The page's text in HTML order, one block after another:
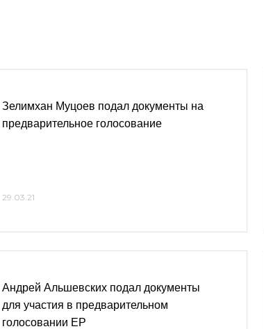
Зелимхан Муцоев подал документы на
предварительное голосование
29.03.21
Андрей Альшевских подал документы
для участия в предварительном
голосовании ЕР